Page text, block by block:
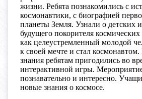
жизни. Ребята познакомились с
космонавтики, с биографией
планеты Земля. Узнали о детских
будущего покорителя
как целеустремленный молодой
к своей мечте и стал
знания ребятам пригодились во
интерактивной игры.
познавательно и интересно.
новые знания о космосе.